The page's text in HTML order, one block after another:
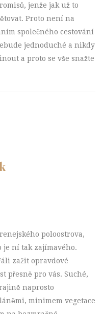
jenže jak už to
Proto není na
společného cestování
jednoduché a nikdy
a proto se vše snažte
poloostrova,
je ní tak zajímavého.
zažit opravdové
přesně pro vás. Suché,
naprosto
minimem vegetace